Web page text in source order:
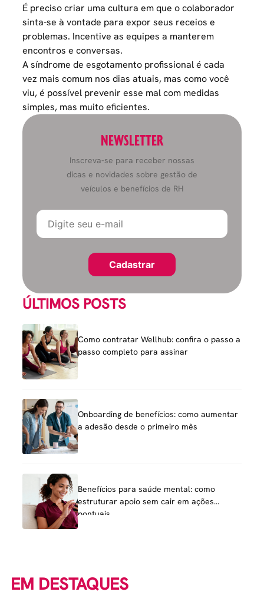
É preciso criar uma cultura em que o colaborador
sinta-se à vontade para expor seus receios e
problemas. Incentive as equipes a manterem
encontros e conversas.
A síndrome de esgotamento profissional é cada
vez mais comum nos dias atuais, mas como você
viu, é possível prevenir esse mal com medidas
simples, mas muito eficientes.
NEWSLETTER
Inscreva-se para receber nossas
dicas e novidades sobre gestão de
veículos e benefícios de RH
ÚLTIMOS POSTS
Como contratar Wellhub: confira o passo a
passo completo para assinar
Onboarding de benefícios: como aumentar
a adesão desde o primeiro mês
Benefícios para saúde mental: como
estruturar apoio sem cair em ações
pontuais
EM DESTAQUES